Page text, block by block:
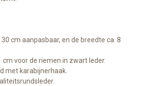
cm aanpasbaar, en de breedte ca. 8
cm voor de riemen in zwart leder.
met karabijnerhaak.